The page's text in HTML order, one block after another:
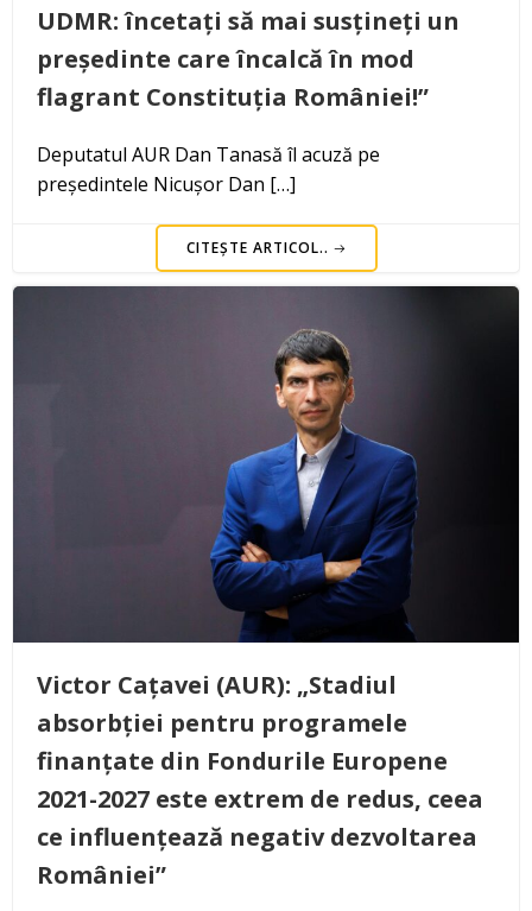
UDMR: încetați să mai susțineți un
președinte care încalcă în mod
flagrant Constituția României!”
Deputatul AUR Dan Tanasă îl acuză pe
președintele Nicușor Dan […]
CITEȘTE ARTICOL..
Victor Cațavei (AUR): „Stadiul
absorbției pentru programele
finanțate din Fondurile Europene
2021-2027 este extrem de redus, ceea
ce influențează negativ dezvoltarea
României”